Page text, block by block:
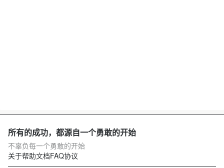
所有的成功，都源自一个勇敢的开始
不辜负每一个勇敢的开始
关于帮助文档FAQ协议